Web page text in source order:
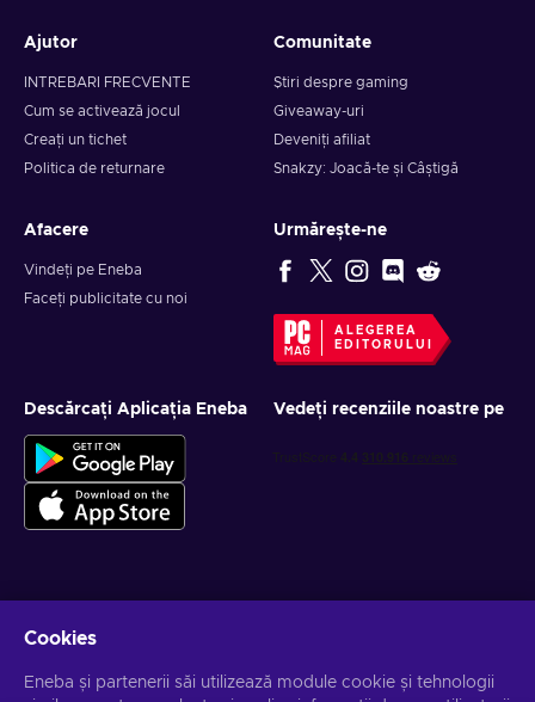
Ajutor
INTREBARI FRECVENTE
Cum se activează jocul
Creați un tichet
Politica de returnare
Comunitate
Știri despre gaming
Giveaway-uri
Deveniți afiliat
Snakzy: Joacă-te și Câștigă
Afacere
Vindeți pe Eneba
Faceți publicitate cu noi
Urmărește-ne
ALEGEREA
EDITORULUI
Descărcați Aplicația Eneba Vedeți recenziile noastre pe
Cookies
Eneba și partenerii săi utilizează module cookie și tehnologii